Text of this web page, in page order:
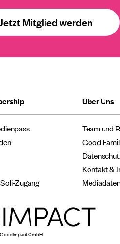
Mitglied werden
Zugang
Über Uns
Team und
Good
Kontakt &
Mediadaten
GmbH